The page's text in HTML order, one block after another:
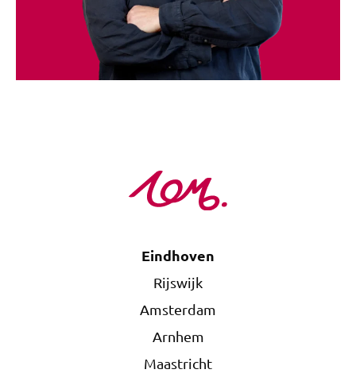
Eindhoven
Rijswijk
Amsterdam
Arnhem
Maastricht